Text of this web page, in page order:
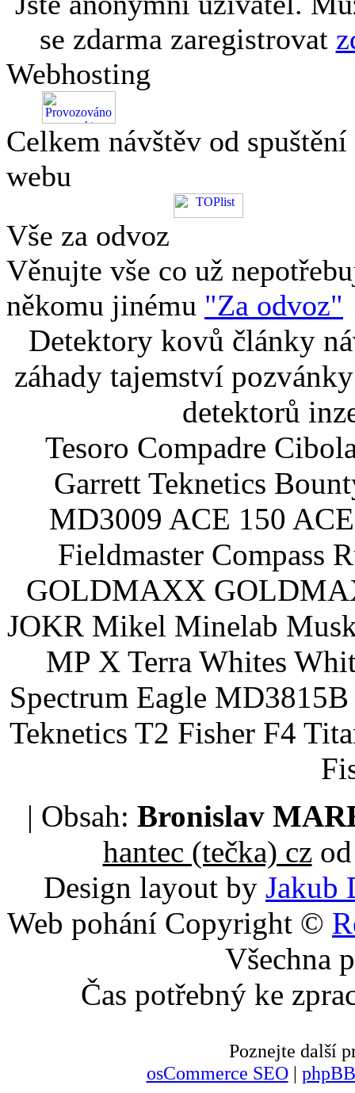
se zdarma zaregistrovat
Webhosting
Celkem návštěv od spuštění
webu
Vše za odvoz
Věnujte vše co už
někomu jinému "Za odvoz"
Detektory kovů články
záhady tajemství
detektorů
Tesoro Compadre
Garrett Teknetics
MD3009 ACE 150
Fieldmaster Compass
GOLDMAXX
JOKR Mikel Minelab
MP X Terra Whites
Spectrum Eagle
Teknetics T2 Fisher F4
| Obsah: Bronislav
hantec (tečka) czod
Design layout by Jakub
Web pohání Copyright ©
Všechna
Čas potřebný ke
Poznejte další
osCommerce SEO|